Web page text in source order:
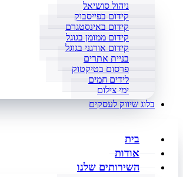
ניהול סושיאל
קידום בפייסבוק
קידום באינסטגרם
קידום ממומן בגוגל
קידום אורגני בגוגל
בניית אתרים
פרסום בטיקטוק
לידים חמים
ימי צילום
בלוג שיווק לעסקים
בית
אודות
השירותים שלנו